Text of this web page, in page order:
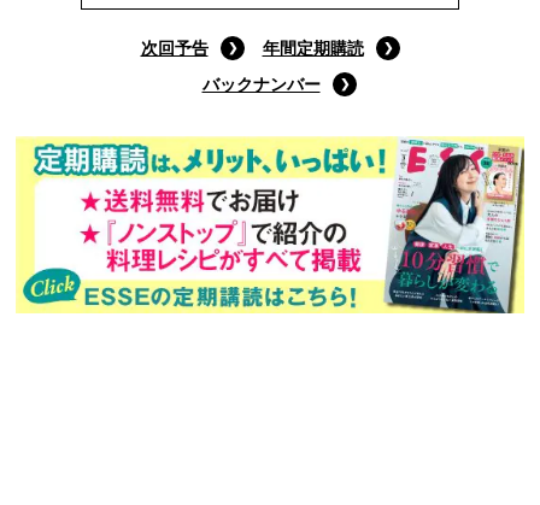
9月号通常版
Amazonで購入する
次回予告
年間定期購読
バックナンバー